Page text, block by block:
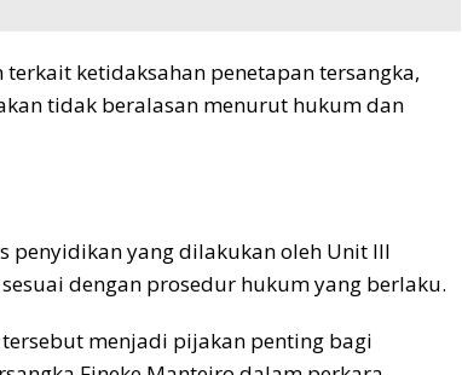
ketidaksahan penetapan tersangka,
tidak beralasan menurut hukum dan
penyidikan yang dilakukan oleh Unit III
dengan prosedur hukum yang berlaku.
menjadi pijakan penting bagi